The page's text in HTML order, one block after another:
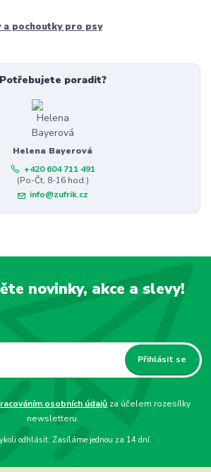
a pochoutky pro psy
Potřebujete poradit?
Helena Bayerová
+420 604 711 491
(Po-Čt, 8-16 hod.)
info@zufrik.cz
novinky, akce a slevy!
Přihlásit se
osobních údajů za účelem rozesílky
newsletteru.
odhlásit. Zasíláme jednou za 14 dní.